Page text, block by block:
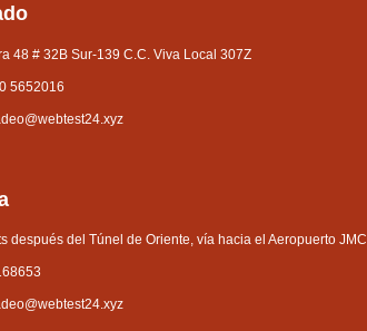
48 # 32B Sur-139 C.C. Viva Local 307Z
5652016
después del Túnel de Oriente, vía hacia el Aeropuerto JMC